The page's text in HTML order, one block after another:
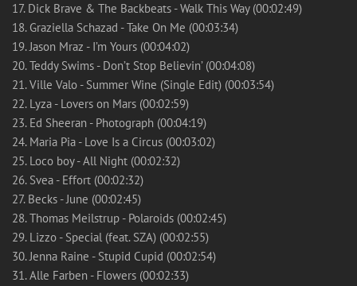
17. Dick Brave & The Backbeats - Walk This Way (00:02:49)
18. Graziella Schazad - Take On Me (00:03:34)
19. Jason Mraz - I’m Yours (00:04:02)
20. Teddy Swims - Don’t Stop Believin’ (00:04:08)
21. Ville Valo - Summer Wine (Single Edit) (00:03:54)
22. Lyza - Lovers on Mars (00:02:59)
23. Ed Sheeran - Photograph (00:04:19)
24. Maria Pia - Love Is a Circus (00:03:02)
25. Loco boy - All Night (00:02:32)
26. Svea - Effort (00:02:32)
27. Becks - June (00:02:45)
28. Thomas Meilstrup - Polaroids (00:02:45)
29. Lizzo - Special (feat. SZA) (00:02:55)
30. Jenna Raine - Stupid Cupid (00:02:54)
31. Alle Farben - Flowers (00:02:33)